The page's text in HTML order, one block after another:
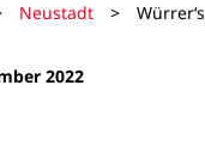
Neustadt >
2022